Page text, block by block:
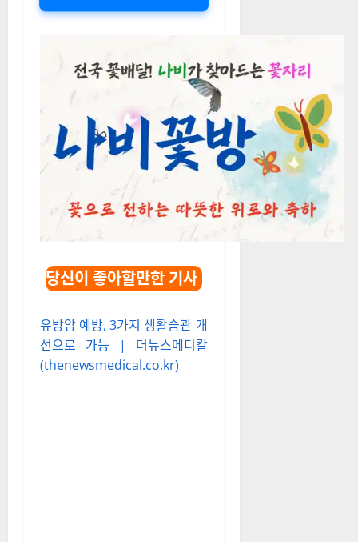
당신이 좋아할만한 기사
유방암 예방, 3가지 생활습관 개
선으로 가능 | 더뉴스메디칼
(thenewsmedical.co.kr)